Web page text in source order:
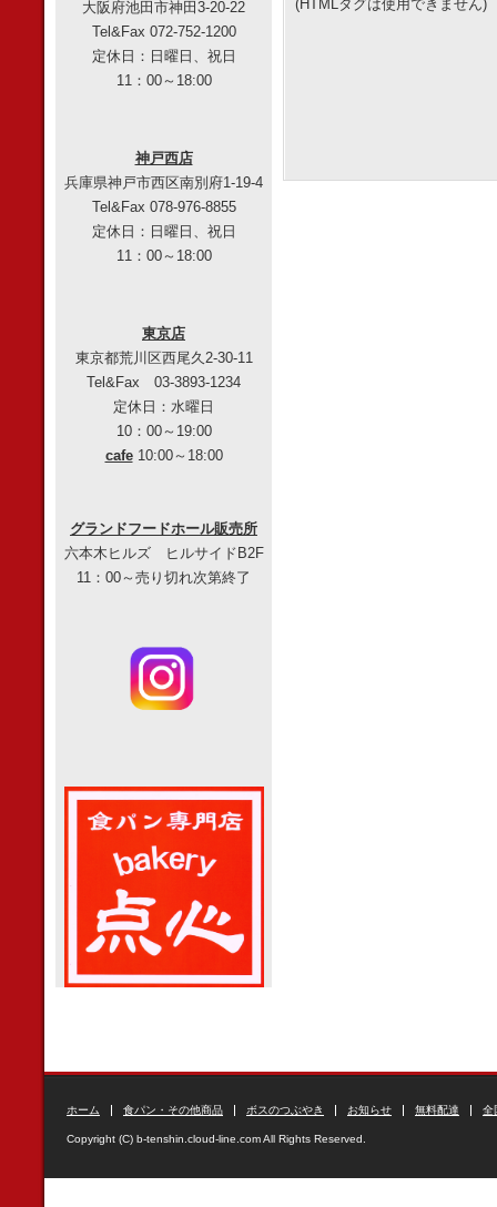
(HTMLタグは使用できません)
大阪府池田市神田3-20-22
Tel&Fax 072-752-1200
定休日：日曜日、祝日
11：00～18:00
神戸西店
兵庫県神戸市西区南別府1-19-4
Tel&Fax 078-976-8855
定休日：日曜日、祝日
11：00～18:00
東京店
東京都荒川区西尾久2-30-11
Tel&Fax 03-3893-1234
定休日：水曜日
10：00～19:00
cafe10:00～18:00
グランドフードホール販売所
六本木ヒルズ ヒルサイドB2F
11：00～売り切れ次第終了
ホーム 食パン・その他商品 ボスのつぶやき お知らせ 無料配達 全
Copyright (C) b-tenshin.cloud-line.com All Rights Reserved.